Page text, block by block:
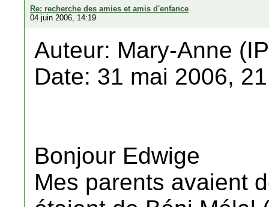
Re: recherche des amies et amis d'enfance
04 juin 2006, 14:19
Auteur: Mary-Anne
Date: 31 mai 2006,
Bonjour Edwige
Mes parents avaient